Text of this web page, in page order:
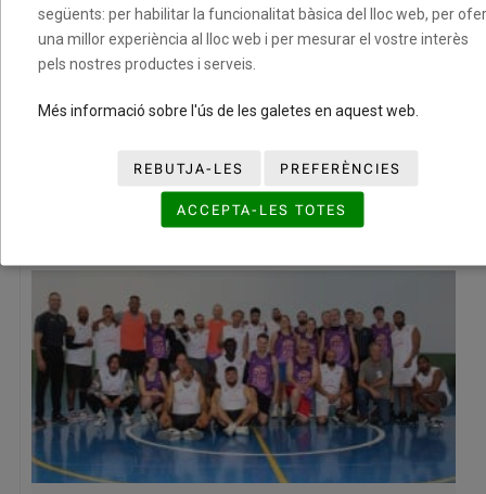
Convocatòria per a la concessió d’ajuts econòmics a
següents: per habilitar la funcionalitat bàsica del lloc web, per
una millor experiència al lloc web i per mesurar el vostre interès
pels nostres productes i serveis.
Més informació sobre l'ús de les galetes en aquest web.
REBUTJA-LES PREFERÈNCIES
ACCEPTA-LES TOTES